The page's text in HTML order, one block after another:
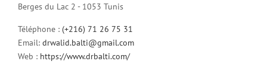
Berges du Lac 2 - 1053 Tunis
Téléphone : (+216) 71 26 75 31
Email: drwalid.balti@gmail.com
Web : https://www.drbalti.com/